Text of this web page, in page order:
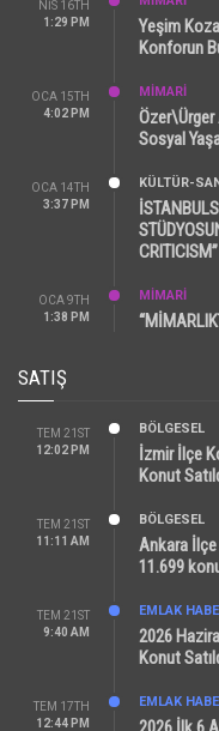
NIS 16TH
1:29 PM
Yeşim
Konforun
OCA 15TH
4:02 PM
MİMARİ
Özer\Ürger
Sosyal
OCA 14TH
3:37 PM
KÜLTÜR-
OCA 9TH
1:38 PM
MİMARİ
SATIŞ
TEM 21ST
12:02 PM
BÖLGESEL
İzmir İlçe
Konut
TEM 21ST
11:11 AM
BÖLGESEL
Ankara İlçe
11.699
TEM 21ST
9:40 AM
EMLAK
2026
Konut
TEM 17TH
12:44 PM
EMLAK